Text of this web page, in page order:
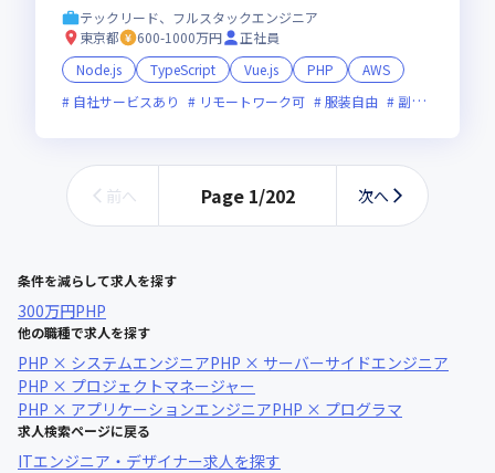
テックリード、フルスタックエンジニア
東京都
600-1000万円
正社員
Node.js
TypeScript Vue.js PHP
AWS
自社サービスあり
リモートワーク可 服装自由 副業可
前へ Page 1/202 次へ
条件を減らして求人を探す
300万円PHP
他の職種で求人を探す
PHP × システムエンジニアPHP × サーバーサイドエンジニア
PHP × プロジェクトマネージャー
PHP × アプリケーションエンジニアPHP × プログラマ
求人検索ページに戻る
ITエンジニア・デザイナー求人を探す